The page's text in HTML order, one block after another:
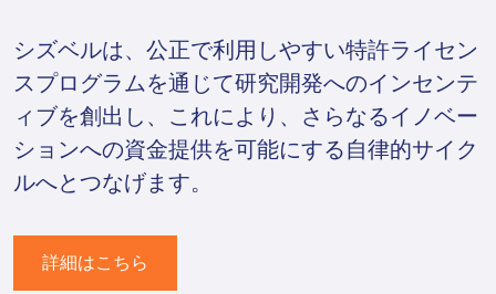
シズベルは、公正で利用しやすい特許ライセン
スプログラムを通じて研究開発へのインセンテ
ィブを創出し、これにより、さらなるイノベー
ションへの資金提供を可能にする自律的サイク
ルへとつなげます。
詳細はこちら